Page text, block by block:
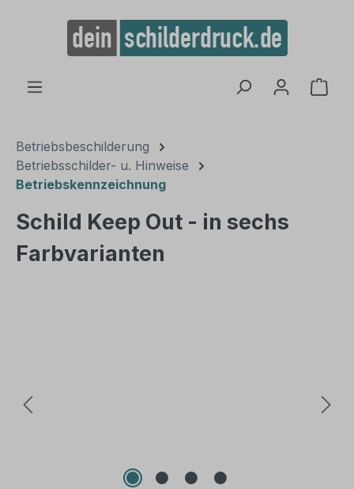
springen
Betriebsbeschilderung
Betriebsschilder- u. Hinweise
Betriebskennzeichnung
Schild Keep Out - in sechs
Farbvarianten